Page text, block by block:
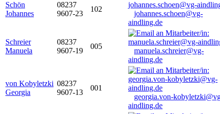
Schön
Johannes
08237
9607-23
102
johannes.schoen@vg-
aindling.de
Schreier
Manuela
08237
9607-19
005
manuela.schreier@vg-
aindling.de
von Kobyletzki
Georgia
08237
9607-13
001
georgia.von-
aindling.de